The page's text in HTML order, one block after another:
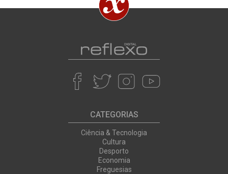
CATEGORIAS
Ciência & Tecnologia
Cultura
Desporto
Economia
Freguesias